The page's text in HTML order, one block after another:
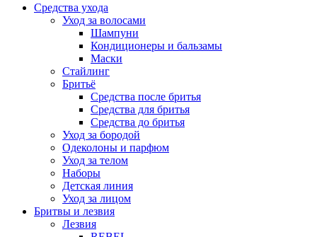
Средства ухода
Уход за волосами
Шампуни
Кондиционеры и бальзамы
Маски
Стайлинг
Бритьё
Средства после бритья
Средства для бритья
Средства до бритья
Уход за бородой
Одеколоны и парфюм
Уход за телом
Наборы
Детская линия
Уход за лицом
Бритвы и лезвия
Лезвия